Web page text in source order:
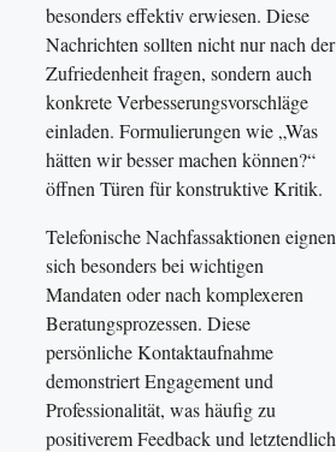
besonders effektiv erwiesen. Diese
Nachrichten sollten nicht nur nach der
Zufriedenheit fragen, sondern auch
konkrete Verbesserungsvorschläge
einladen. Formulierungen wie „Was
hätten wir besser machen können?“
öffnen Türen für konstruktive Kritik.
Telefonische Nachfassaktionen eignen
sich besonders bei wichtigen
Mandaten oder nach komplexeren
Beratungsprozessen. Diese
persönliche Kontaktaufnahme
demonstriert Engagement und
Professionalität, was häufig zu
positiverem Feedback und letztendlich